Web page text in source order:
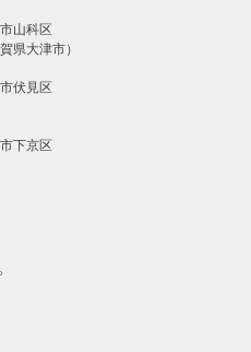
山科区
賀県大津市）
伏見区
下京区